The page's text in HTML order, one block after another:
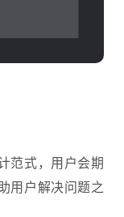
范式，用户会期
用户解决问题之